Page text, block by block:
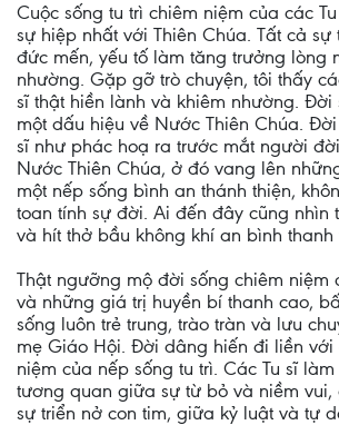
Cuộc sống tu trì chiêm niệm của các
sự hiệp nhất với Thiên Chúa. Tất cả sự
đức mến, yếu tố làm tăng trưởng lòng
nhường. Gặp gỡ trò chuyện, tôi thấy
sĩ thật hiền lành và khiêm nhường. Đời
một dấu hiệu về Nước Thiên Chúa.
sĩ như phác hoạ ra trước mắt người
Nước Thiên Chúa, ở đó vang lên
một nếp sống bình an thánh thiện,
toan tính sự đời. Ai đến đây cũng nhìn
và hít thở bầu không khí an bình thanh
Thật ngưỡng mộ đời sống chiêm niệm
và những giá trị huyền bí thanh cao,
sống luôn trẻ trung, trào tràn và lưu
mẹ Giáo Hội. Đời dâng hiến đi liền với
niệm của nếp sống tu trì. Các Tu sĩ
tương quan giữa sự từ bỏ và niềm vui,
sự triển nở con tim, giữa kỷ luật và tự